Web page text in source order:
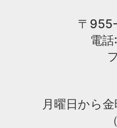
〒
電
月曜日から